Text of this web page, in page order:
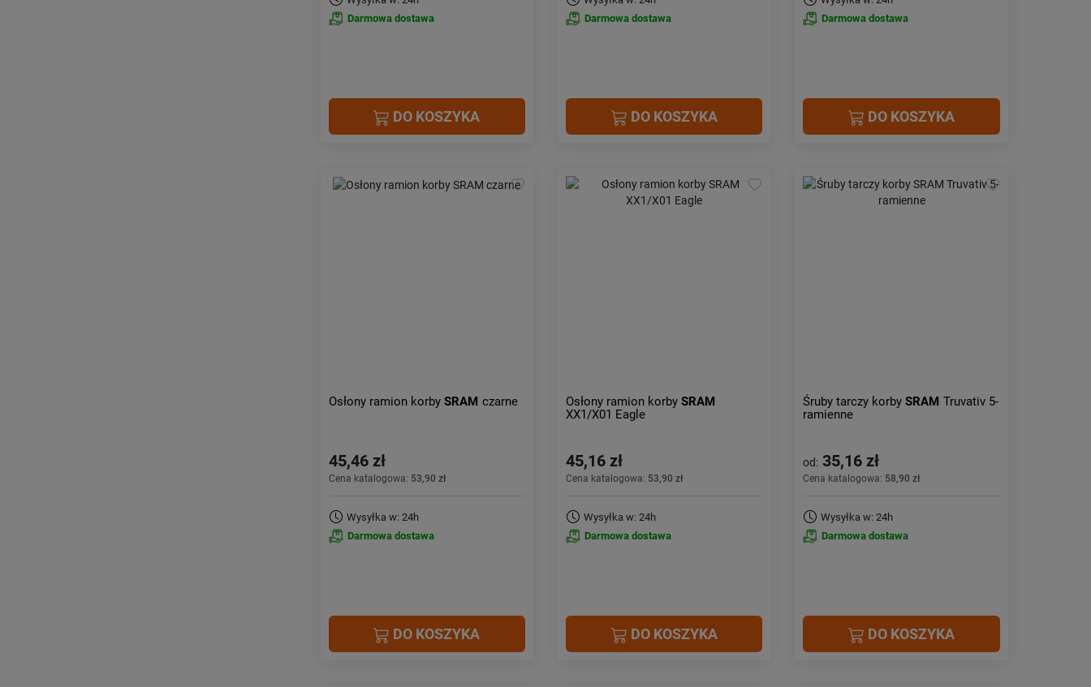
Darmowa dostawa
DO KOSZYKA
Darmowa dostawa
DO KOSZYKA
Darmowa dostawa
DO KOSZYKA
Osłony ramion korby SRAM czarne
45,46 zł
Cena katalogowa: 53,90 zł
Wysyłka w: 24h
Darmowa dostawa
DO KOSZYKA
Osłony ramion korby SRAM
XX1/X01 Eagle
45,16 zł
Cena katalogowa: 53,90 zł
Wysyłka w: 24h
Darmowa dostawa
DO KOSZYKA
Śruby tarczy korbySRAM Truvativ 5-
ramienne
od: 35,16 zł
Cena katalogowa: 58,90 zł
Wysyłka w: 24h
Darmowa dostawa
DO KOSZYKA